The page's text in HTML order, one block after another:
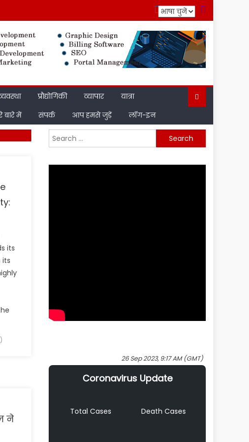
प्रौद्योगिकी व्यापार
यात्रा
बारे में संपर्क आप हमसे जुड़ें लॉग-इन
its
its
ने
Search
for:
26 Sep 2023, 9:17 AM (GMT)
Coronavirus Update
Total Cases Death Cases